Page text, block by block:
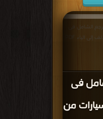
فى
من
الشامل فى